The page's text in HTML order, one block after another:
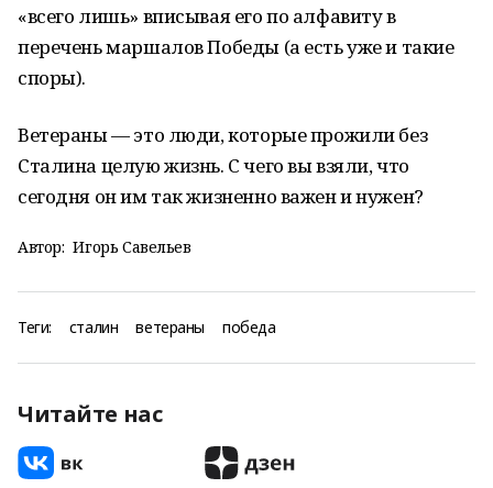
«всего лишь» вписывая его по алфавиту в
перечень маршалов Победы (а есть уже и такие
споры).
Ветераны — это люди, которые прожили без
Сталина целую жизнь. С чего вы взяли, что
сегодня он им так жизненно важен и нужен?
Автор: Игорь Савельев
Теги: сталин ветераны победа
Читайте нас